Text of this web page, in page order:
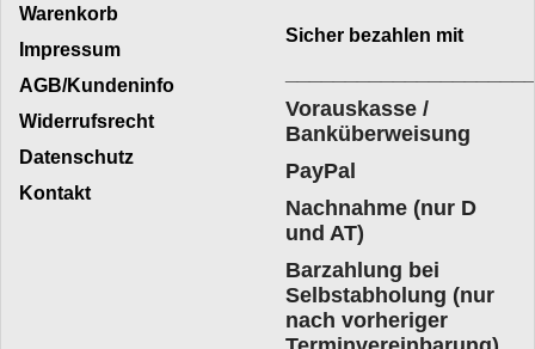
Warenkorb
Impressum
AGB/Kundeninfo
Widerrufsrecht
Datenschutz
Kontakt
Sicher bezahlen mit
Vorauskasse /
Banküberweisung
PayPal
Nachnahme (nur D
und AT)
Barzahlung bei
Selbstabholung (nur
nach vorheriger